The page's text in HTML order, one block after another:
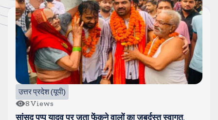
उत्तर प्रदेश (यूपी)
8Views
सांसद पप्पू यादव पर जूता फेंकने वालों का जबर्दस्त स्वागत,